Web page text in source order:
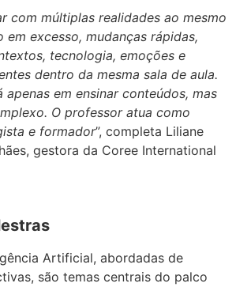
com múltiplas realidades ao mesmo
em excesso, mudanças rápidas,
tecnologia, emoções e
dentro da mesma sala de aula.
apenas em ensinar conteúdos, mas
O professor atua como
e formador”, completa Liliane
gestora da Coree International
Artificial, abordadas de
são temas centrais do palco